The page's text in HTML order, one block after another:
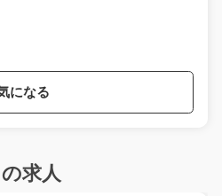
になる
求人